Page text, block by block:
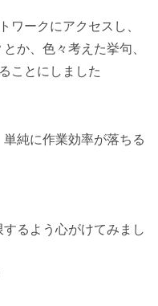
ワークにアクセスし、
か、色々考えた挙句、
ことにしました
純に作業効率が落ちる
るよう心がけてみまし